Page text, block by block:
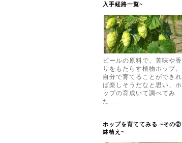
入手経路一覧~
ビールの原料で、苦味や香
りをもたらす植物ホップ。
自分で育てることができれ
ば楽しそうだなと思い、ホ
ップの育成いて調べてみ
た....
ホップを育ててみる ~その②
鉢植え~